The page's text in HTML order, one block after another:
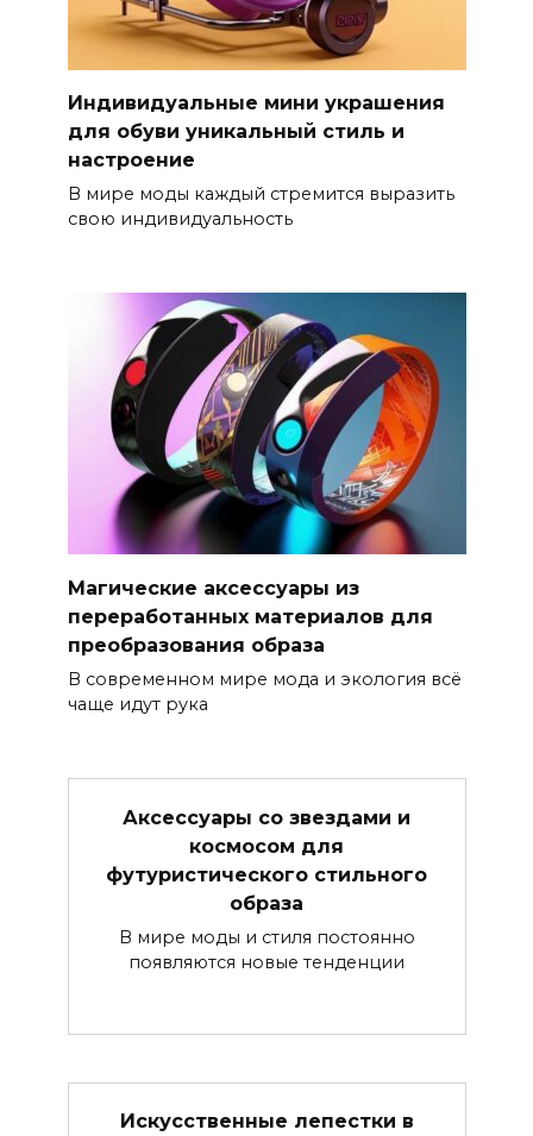
Индивидуальные мини украшения
для обуви уникальный стиль и
настроение
В мире моды каждый стремится выразить
свою индивидуальность
Магические аксессуары из
переработанных материалов для
преобразования образа
В современном мире мода и экология всё
чаще идут рука
Аксессуары со звездами и
космосом для
футуристического стильного
образа
В мире моды и стиля постоянно
появляются новые тенденции
Искусственные лепестки в